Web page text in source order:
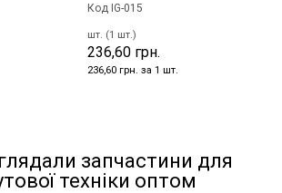
Код IG-015
шт. (1 шт.)
236,60 грн.
236,60 грн. за 1 шт.
запчастини для
техніки оптом